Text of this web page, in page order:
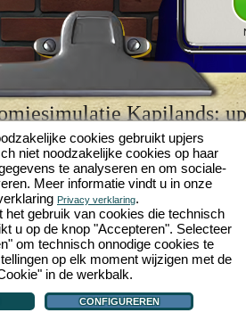
Kapilands:
is een van de bestebrowserspellenvan
voor fans van economiesimulaties. Het
uitgeroepen tot "MMO van het jaar" en is
voor fans van strategische
online
opbouwen en carrière
!
cookies gebruikt upjers
niet noodzakelijke cookies op haar
te analyseren en om sociale-
Meer informatie vindt u in onze
Privacy verklaring.
gebruik van cookies die technisch
u op de knop "Accepteren". Selecteer
om technisch onnodige cookies te
op elk moment wijzigen met de
in de werkbalk.
CONFIGUREREN